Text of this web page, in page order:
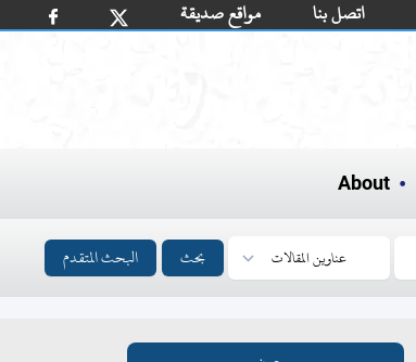
مواقع صديقة اتصل بنا
About
بحث البحث المتقدم